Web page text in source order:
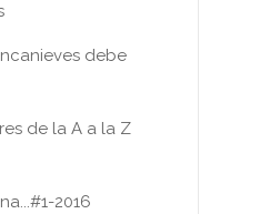
debe
de la A a la Z
2016